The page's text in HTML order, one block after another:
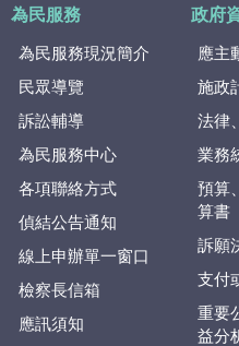
為民服務
為民服務現況簡介
民眾導覽
訴訟輔導
為民服務中心
各項聯絡方式
偵結公告通知
線上申辦單一窗口
檢察長信箱
應訊須知
政府
應主
施政
法律
業務
預算
算書
訴願
支付
重要
益分